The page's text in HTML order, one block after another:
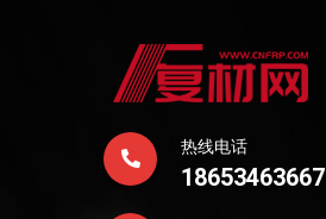
热线电话
18653463667